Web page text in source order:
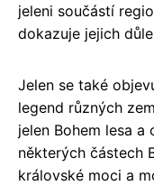
jeleni součástí
dokazuje jejich
Jelen se také
legend různých
jelen Bohem lesa a
některých částech
královské moci a